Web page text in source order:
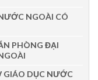
NGOÀI CÓ
PHÒNG ĐẠI
GIÁO DỤC NƯỚC